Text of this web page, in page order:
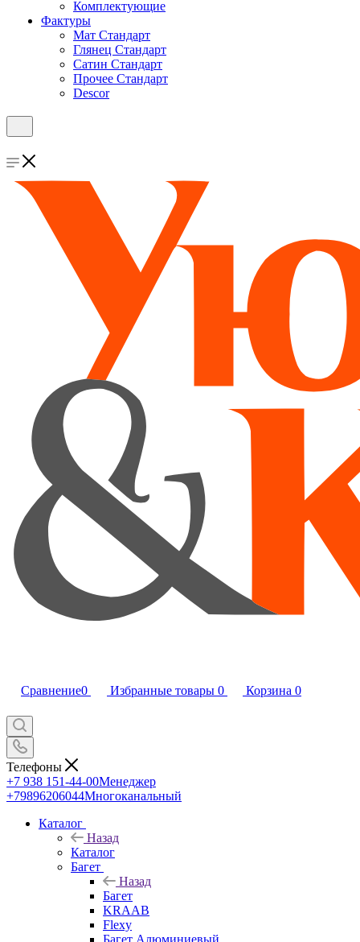
Комплектующие
Фактуры
Мат Стандарт
Глянец Стандарт
Сатин Стандарт
Прочее Стандарт
Descor
Сравнение0 Избранные товары 0 Корзина 0
Телефоны
+7 938 151-44-00Менеджер
+79896206044Многоканальный
Каталог
Назад
Каталог
Багет
Назад
Багет
KRAAB
Flexy
Багет Алюминиевый